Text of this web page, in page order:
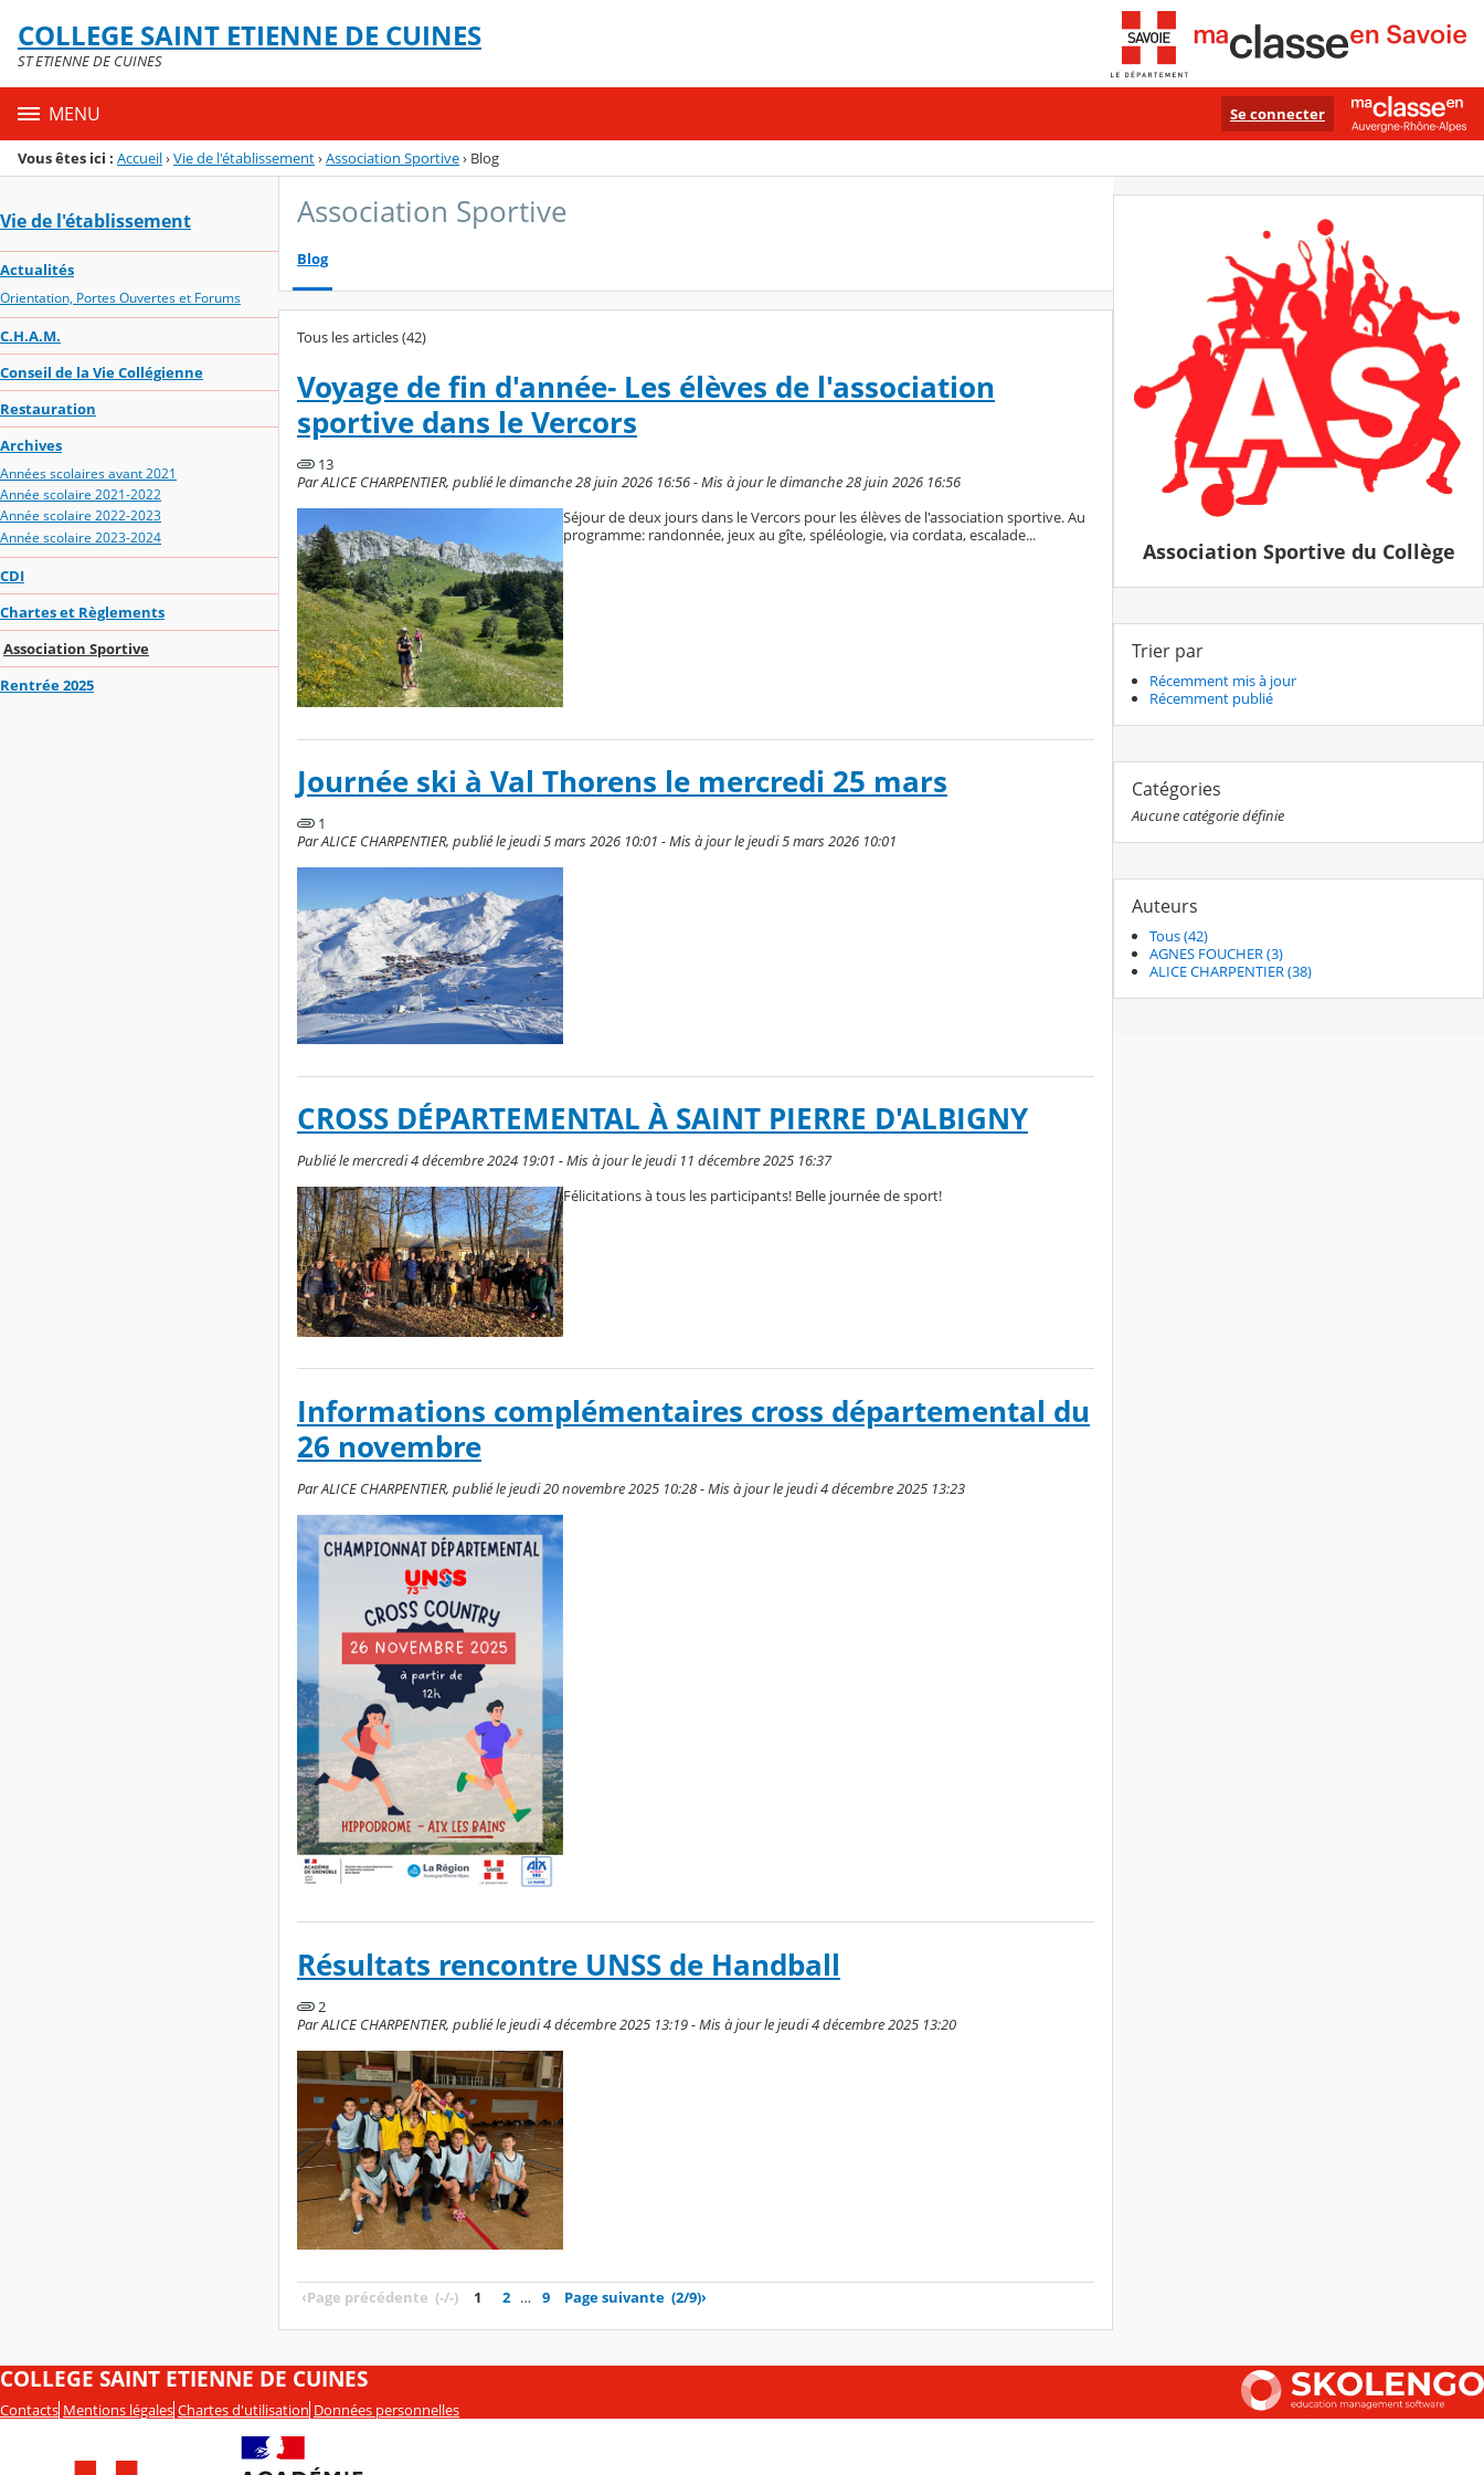
Menu de la rubrique
Contenu
COLLEGE SAINT ETIENNE DE CUINES
ST ETIENNE DE CUINES
MENU Se connecter
Vous êtes ici : Accueil›Vie de l'établissement›Association Sportive› Blog
Vie de l'établissement
Actualités
Orientation, Portes Ouvertes et Forums
C.H.A.M.
Conseil de la Vie Collégienne
Restauration
Archives
Années scolaires avant 2021
Année scolaire 2021-2022
Année scolaire 2022-2023
Année scolaire 2023-2024
CDI
Chartes et Règlements
Association Sportive
Rentrée 2025
Association Sportive
Blog
Tous les articles (42)
Voyage de fin d'année- Les élèves de l'association
sportive dans le Vercors
13
Par ALICE CHARPENTIER, publié le dimanche 28 juin 2026 16:56 - Mis à jour le dimanche 28 juin 2026 16:56
Séjour de deux jours dans le Vercors pour les élèves de l'association sportive. Au
programme: randonnée, jeux au gîte, spéléologie, via cordata, escalade...
Journée ski à Val Thorens le mercredi 25 mars
1
Par ALICE CHARPENTIER, publié le jeudi 5 mars 2026 10:01 - Mis à jour le jeudi 5 mars 2026 10:01
CROSS DÉPARTEMENTAL À SAINT PIERRE D'ALBIGNY
Publié le mercredi 4 décembre 2024 19:01 - Mis à jour le jeudi 11 décembre 2025 16:37
Félicitations à tous les participants! Belle journée de sport!
Informations complémentaires cross départemental du
26 novembre
Par ALICE CHARPENTIER, publié le jeudi 20 novembre 2025 10:28 - Mis à jour le jeudi 4 décembre 2025 13:23
Résultats rencontre UNSS de Handball
2
Par ALICE CHARPENTIER, publié le jeudi 4 décembre 2025 13:19 - Mis à jour le jeudi 4 décembre 2025 13:20
‹Page précédente (-/-) 1 2 … 9 Page suivante (2/9)›
Association Sportive du Collège
Trier par
Récemment mis à jour
Récemment publié
Catégories
Aucune catégorie définie
Auteurs
Tous (42)
AGNES FOUCHER (3)
ALICE CHARPENTIER (38)
COLLEGE SAINT ETIENNE DE CUINES
Contacts Mentions légales Chartes d'utilisation Données personnelles